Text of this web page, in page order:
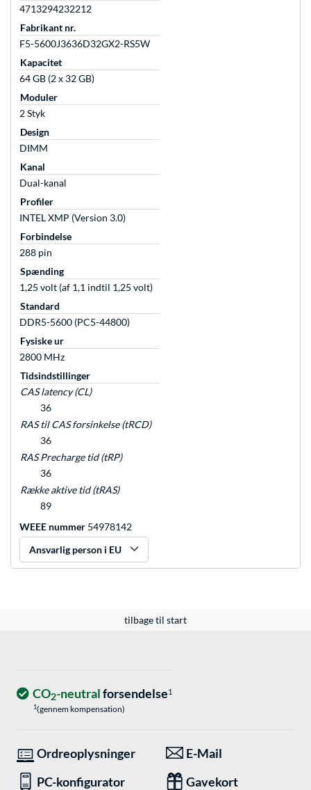
4713294232212
Fabrikant nr.
F5-5600J3636D32GX2-RS5W
Kapacitet
64 GB (2 x 32 GB)
Moduler
2 Styk
Design
DIMM
Kanal
Dual-kanal
Profiler
INTEL XMP (Version 3.0)
Forbindelse
288 pin
Spænding
1,25 volt (af 1,1 indtil 1,25 volt)
Standard
DDR5-5600 (PC5-44800)
Fysiske ur
2800 MHz
Tidsindstillinger
CAS latency (CL)
36
RAS til CAS forsinkelse (tRCD)
36
RAS Precharge tid (tRP)
36
Række aktive tid (tRAS)
89
WEEE nummer 54978142
Ansvarlig person i EU
tilbage til start
CO2-neutralforsendelse1
1(gennem kompensation)
Ordreoplysninger
E-Mail
PC-konfigurator
Gavekort